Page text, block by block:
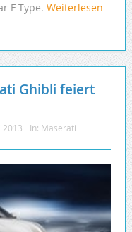
F-Type. Weiterlesen
Ghibli feiert
2013 In: Maserati